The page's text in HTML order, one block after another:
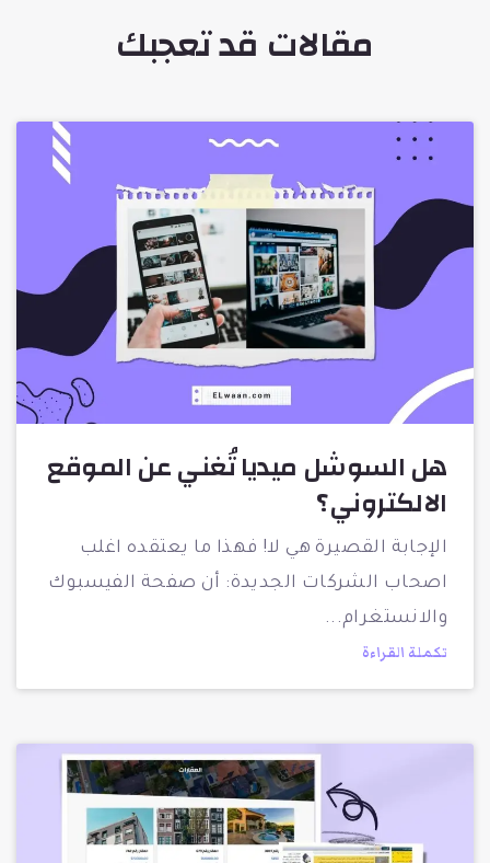
مقالات قد تعجبك
هل السوشل ميديا تُغني عن الموقع
الالكتروني؟
الإجابة القصيرة هي لا! فهذا ما يعتقده اغلب
اصحاب الشركات الجديدة: أن صفحة الفيسبوك
والانستغرام
تكملة القراءة